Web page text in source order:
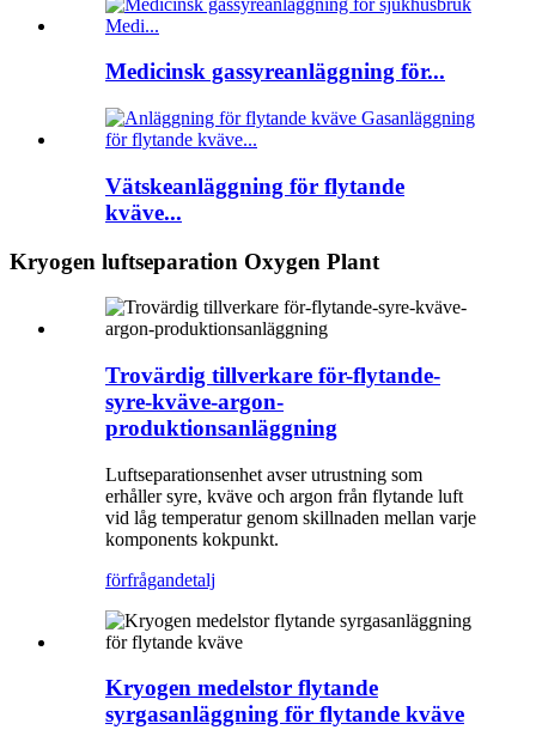
Medicinsk gassyreanläggning för...
Vätskeanläggning för flytande
kväve...
Kryogen luftseparation Oxygen Plant
Trovärdig tillverkare för-flytande-
syre-kväve-argon-
produktionsanläggning
Luftseparationsenhet avser utrustning som
erhåller syre, kväve och argon från flytande luft
vid låg temperatur genom skillnaden mellan varje
komponents kokpunkt.
förfrågandetalj
Kryogen medelstor flytande
syrgasanläggning för flytande kväve